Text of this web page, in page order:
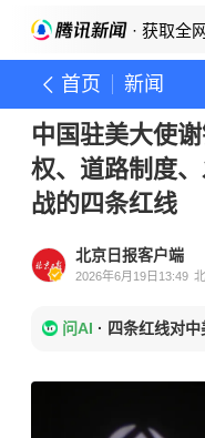
· 获取全
首页 新闻
中国驻美大使
权、道路制度
战的四条红线
北京日报客户端
2026年6月19日13:49
问AI · 四条红线对中